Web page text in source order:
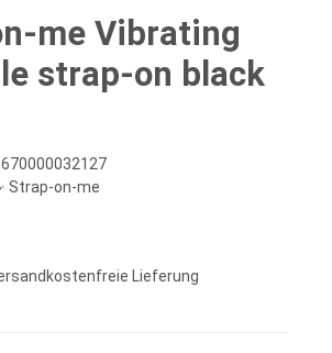
me Vibrating
strap-on black
670000032127
Strap-on-me
Lieferung